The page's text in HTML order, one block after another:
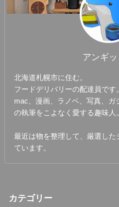
アンギッ
北海道札幌市に住む。
フードデリバリーの配達員です。
mac、漫画、ラノベ、写真、ガ
の執筆をこよなく愛する趣味人。
最近は物を整理して、厳選し
ています。
カテゴリー